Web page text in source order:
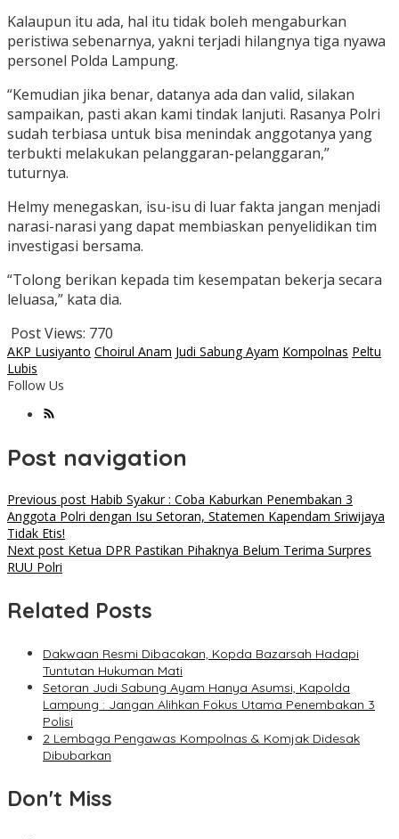
Kalaupun itu ada, hal itu tidak boleh mengaburkan
peristiwa sebenarnya, yakni terjadi hilangnya tiga nyawa
personel Polda Lampung.
“Kemudian jika benar, datanya ada dan valid, silakan
sampaikan, pasti akan kami tindak lanjuti. Rasanya Polri
sudah terbiasa untuk bisa menindak anggotanya yang
terbukti melakukan pelanggaran-pelanggaran,”
tuturnya.
Helmy menegaskan, isu-isu di luar fakta jangan menjadi
narasi-narasi yang dapat membiaskan penyelidikan tim
investigasi bersama.
“Tolong berikan kepada tim kesempatan bekerja secara
leluasa,” kata dia.
Post Views: 770
AKP Lusiyanto Choirul Anam Judi Sabung Ayam Kompolnas Peltu
Lubis
Follow Us
Post navigation
Previous post Habib Syakur : Coba Kaburkan Penembakan 3
Anggota Polri dengan Isu Setoran, Statemen Kapendam Sriwijaya
Tidak Etis!
Next post Ketua DPR Pastikan Pihaknya Belum Terima Surpres
RUU Polri
Related Posts
Dakwaan Resmi Dibacakan, Kopda Bazarsah Hadapi
Tuntutan Hukuman Mati
Setoran Judi Sabung Ayam Hanya Asumsi, Kapolda
Lampung : Jangan Alihkan Fokus Utama Penembakan 3
Polisi
2 Lembaga Pengawas Kompolnas & Komjak Didesak
Dibubarkan
Don't Miss